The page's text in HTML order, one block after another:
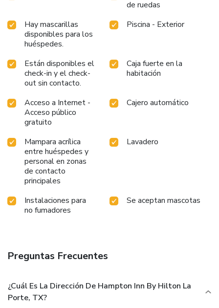
de ruedas
Hay mascarillas
disponibles para los
huéspedes.
Piscina - Exterior
Están disponibles el
check-in y el check-
out sin contacto.
Caja fuerte en la
habitación
Acceso a Internet -
Acceso público
gratuito
Cajero automático
Mampara acrílica
entre huéspedes y
personal en zonas
de contacto
principales
Lavadero
Instalaciones para
no fumadores
Se aceptan mascotas
Preguntas Frecuentes
¿Cuál Es La Dirección De Hampton Inn By Hilton La
Porte, TX?